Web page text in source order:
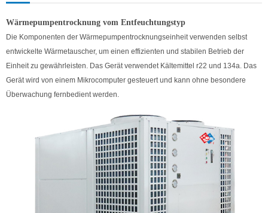
Wärmepumpentrocknung vom Entfeuchtungstyp
Die Komponenten der Wärmepumpentrocknungseinheit verwenden selbst
entwickelte Wärmetauscher, um einen effizienten und stabilen Betrieb der
Einheit zu gewährleisten. Das Gerät verwendet Kältemittel r22 und 134a. Das
Gerät wird von einem Mikrocomputer gesteuert und kann ohne besondere
Überwachung fernbedient werden.